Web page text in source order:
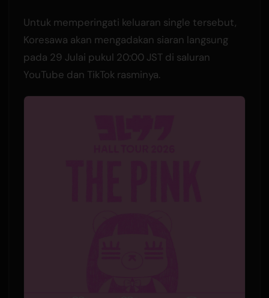
Untuk memperingati keluaran single tersebut,
Koresawa akan mengadakan siaran langsung
pada 29 Julai pukul 20:00 JST di saluran
YouTube dan TikTok rasminya.